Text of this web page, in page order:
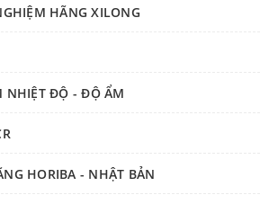
HÃNG XILONG
NHIỆT ĐỘ - ĐỘ ẨM
HORIBA - NHẬT BẢN